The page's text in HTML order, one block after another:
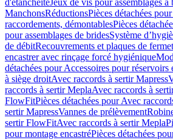
d'étanchéitéJeux de vis pour assemblages à
ManchonsRéductionsPièces détachées
raccordements, démontablesPièces
pour assemblages de bridesSystème
de débitRecouvrements et plaques de
encastrer avec rinçage forcé hygiénique
détachées pour Accessoires pour
à siège droitAvec raccords à sertir Mapress
raccords à sertir MeplaAvec raccords à
FlowFitPièces détachées pour Avec
sertir MapressVannes de prélèvement
sertir FlowFitAvec raccords à sertir Mepla
pour montage encastréPièces détachées